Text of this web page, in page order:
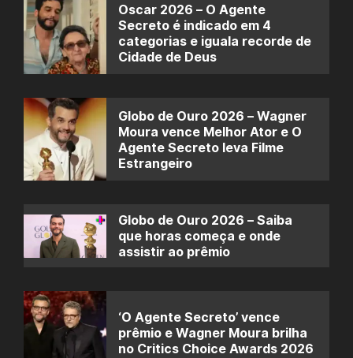
Oscar 2026 – O Agente
Secreto é indicado em 4
categorias e iguala recorde de
Cidade de Deus
Globo de Ouro 2026 – Wagner
Moura vence Melhor Ator e O
Agente Secreto leva Filme
Estrangeiro
Globo de Ouro 2026 – Saiba
que horas começa e onde
assistir ao prêmio
‘O Agente Secreto’ vence
prêmio e Wagner Moura brilha
no Critics Choice Awards 2026